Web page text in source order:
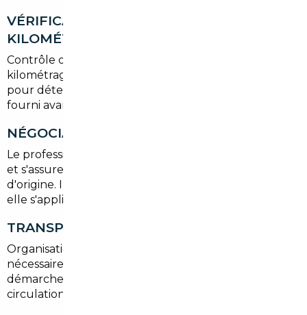
VÉRIFICATION HISTORIQUE ET
KILOMÉTRAGE
Contrôle des factures d'entretien, traçage du
kilométrage et vérification du carnet électronique
pour détecter les anomalies. Un rapport clair est
fourni avant toute décision.
NÉGOCIATION ET ACHAT
Le professionnel négocie le prix, sécurise le paiement
et s'assure d'un contrat conforme aux règles du pays
d'origine. Il gère aussi la question de la TVA quand
elle s'applique.
TRANSPORT ET IMMATRICULATION
Organisation du rapatriement, contrôle technique si
nécessaire, conformité aux normes françaises, et
démarches pour la carte grise et la mise en
circulation à Sèvres.